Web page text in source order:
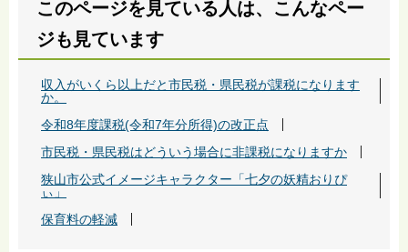
このページを見ている人は、こんなペー
ジも見ています
収入がいくら以上だと市民税・県民税が課税になります
か。
令和8年度課税(令和7年分所得)の改正点
市民税・県民税はどういう場合に非課税になりますか
狭山市公式イメージキャラクター「七夕の妖精おりぴ
ぃ」
保育料の軽減